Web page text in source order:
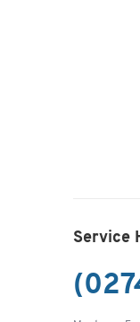
Service